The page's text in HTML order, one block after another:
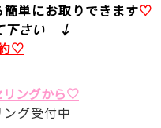
単にお取りできます♡
下さい ↓
♡
リングから♡